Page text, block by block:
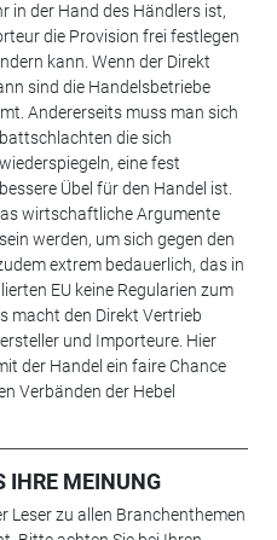
in der Hand des Händlers ist,
die Provision frei festlegen
kann. Wenn der Direkt
sind die Handelsbetriebe
Andererseits muss man sich
die sich
eine fest
Übel für den Handel ist.
wirtschaftliche Argumente
werden, um sich gegen den
extrem bedauerlich, das in
EU keine Regularien zum
macht den Direkt Vertrieb
und Importeure. Hier
der Handel ein faire Chance
Verbänden der Hebel
IHRE MEINUNG
Leser zu allen Branchenthemen